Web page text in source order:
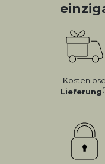
Kostenlose
Lieferung